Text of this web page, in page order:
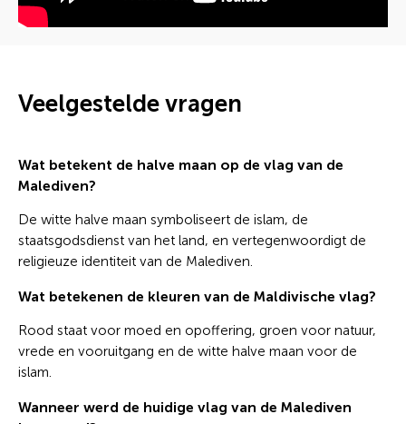
Veelgestelde vragen
Wat betekent de halve maan op de vlag van de
Malediven?
De witte halve maan symboliseert de islam, de
staatsgodsdienst van het land, en vertegenwoordigt de
religieuze identiteit van de Malediven.
Wat betekenen de kleuren van de Maldivische vlag?
Rood staat voor moed en opoffering, groen voor natuur,
vrede en vooruitgang en de witte halve maan voor de
islam.
Wanneer werd de huidige vlag van de Malediven